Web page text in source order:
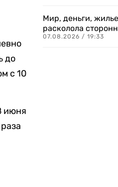
до
с 10
июня
Мир, деньги,
расколола
07.08.2026 / 19:33